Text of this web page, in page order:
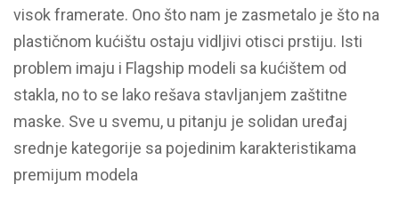
visok framerate. Ono što nam je zasmetalo je što na
plastičnom kućištu ostaju vidljivi otisci prstiju. Isti
problem imaju i Flagship modeli sa kućištem od
stakla, no to se lako rešava stavljanjem zaštitne
maske. Sve u svemu, u pitanju je solidan uređaj
srednje kategorije sa pojedinim karakteristikama
premijum modela